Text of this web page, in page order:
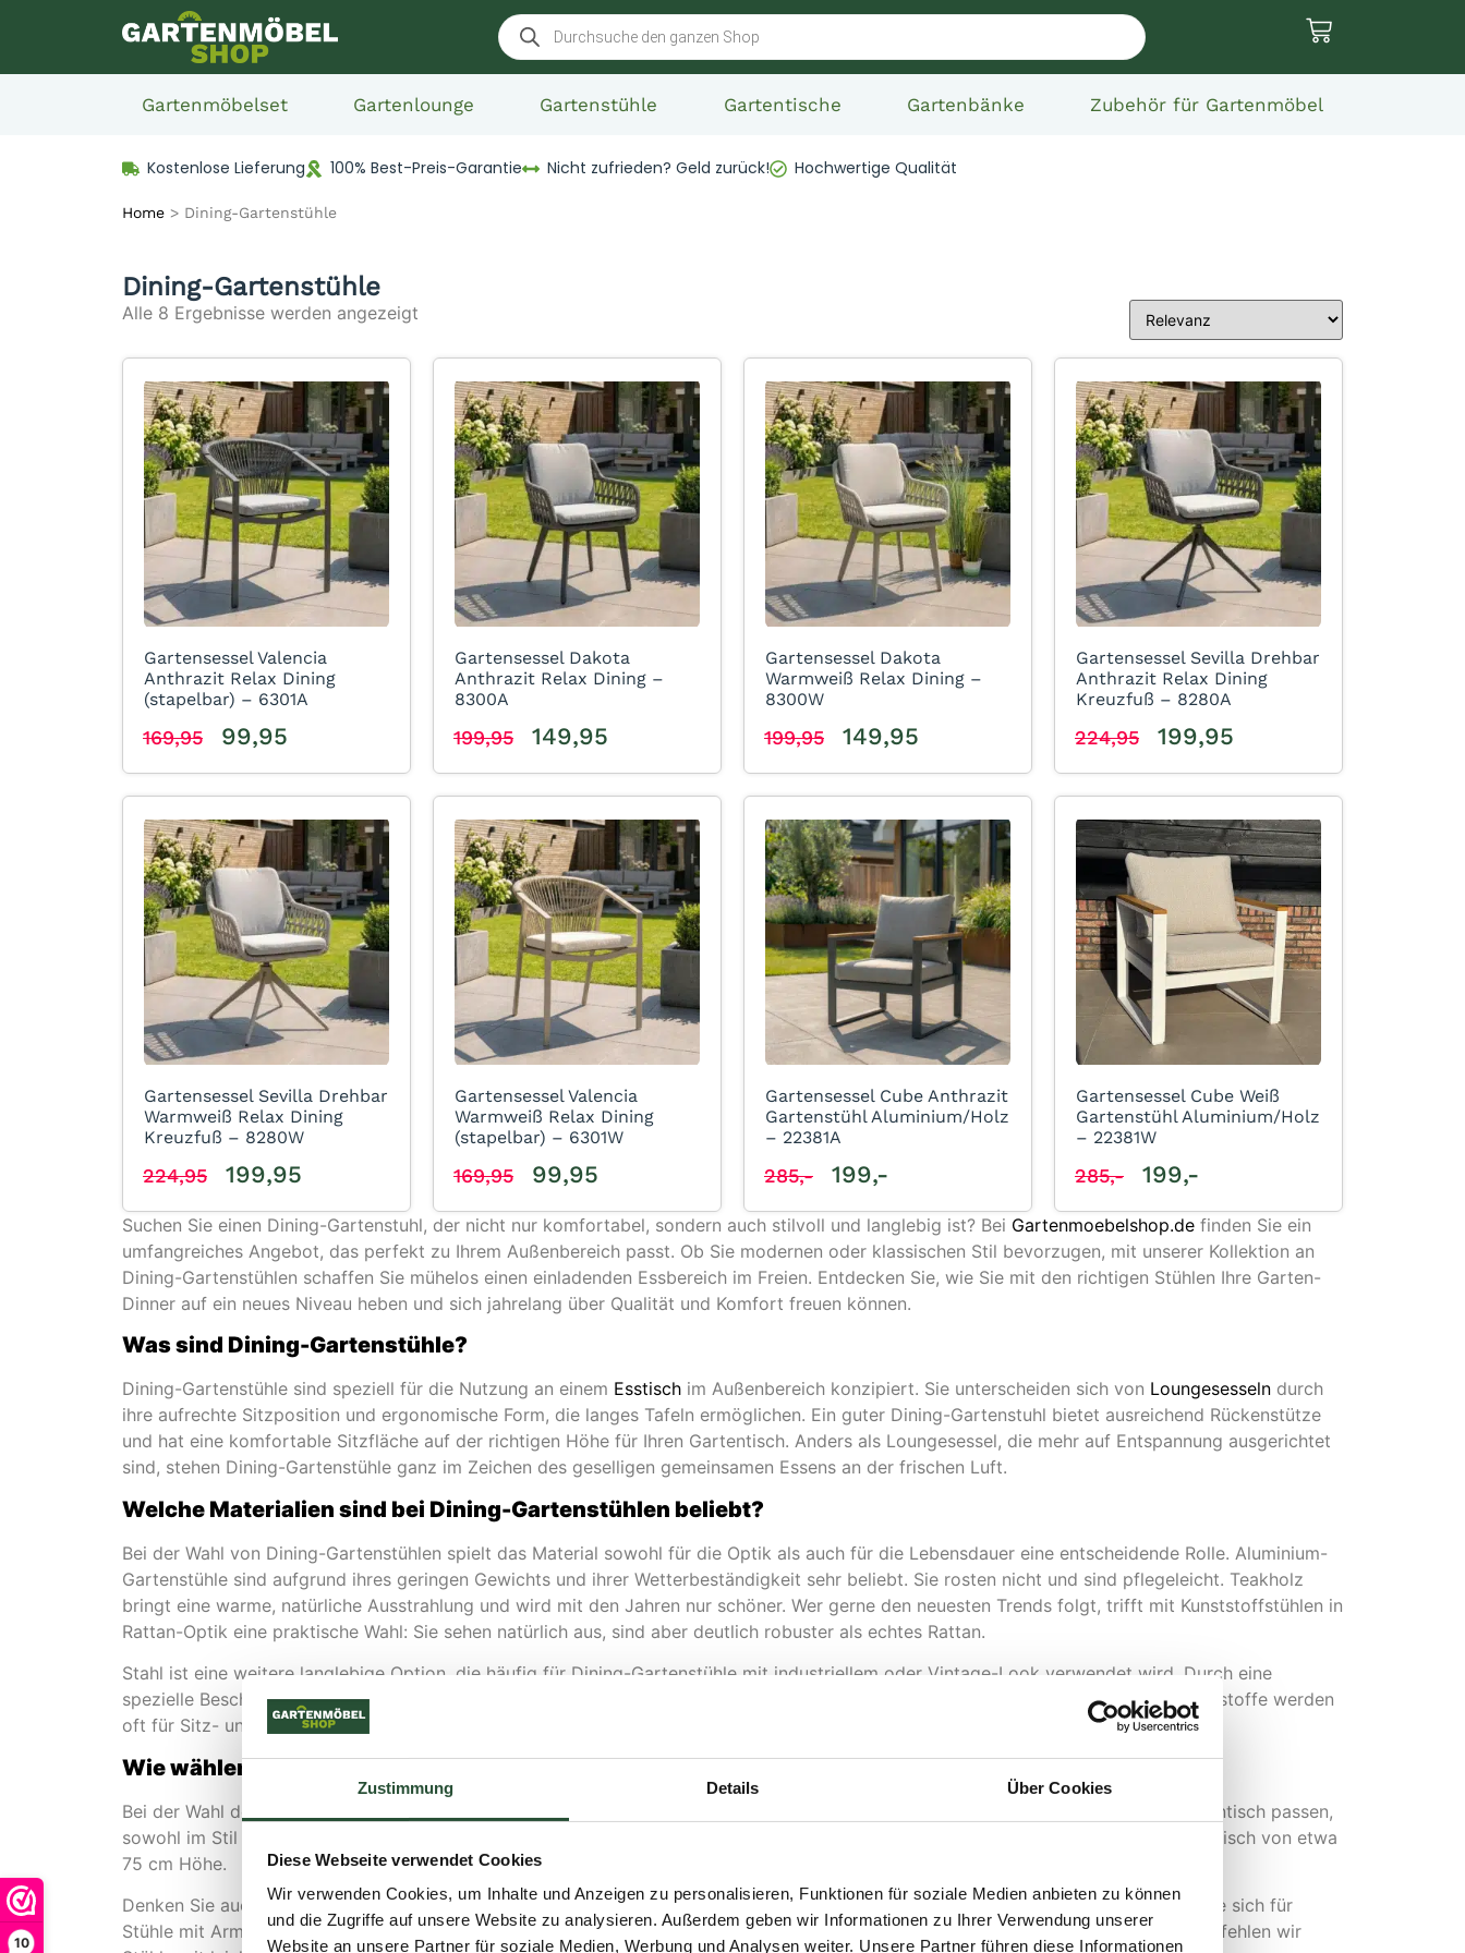
Zustimmung Details Über Cookies
Diese Webseite verwendet Cookies
Wir verwenden Cookies, um Inhalte und Anzeigen zu personalisieren, Funktionen für soziale Medien anbieten zu können
und die Zugriffe auf unsere Website zu analysieren. Außerdem geben wir Informationen zu Ihrer Verwendung unserer
Website an unsere Partner für soziale Medien, Werbung und Analysen weiter. Unsere Partner führen diese Informationen
10
Gartenmöbelset Gartenlounge Gartenstühle Gartentische Gartenbänke Zubehör für Gartenmöbel
Kostenlose Lieferung 100% Best-Preis-Garantie Nicht zufrieden? Geld zurück! Hochwertige Qualität
Home > Dining-Gartenstühle
Dining-Gartenstühle
Alle 8 Ergebnisse werden angezeigt
Gartensessel Valencia
Anthrazit Relax Dining
(stapelbar) – 6301A
169,95 99,95
Gartensessel Dakota
Anthrazit Relax Dining –
8300A
199,95 149,95
Gartensessel Dakota
Warmweiß Relax Dining –
8300W
199,95 149,95
Gartensessel Sevilla Drehbar
Anthrazit Relax Dining
Kreuzfuß – 8280A
224,95 199,95
Gartensessel Sevilla Drehbar
Warmweiß Relax Dining
Kreuzfuß – 8280W
224,95 199,95
Gartensessel Valencia
Warmweiß Relax Dining
(stapelbar) – 6301W
169,95 99,95
Gartensessel Cube Anthrazit
Gartenstühl Aluminium/Holz
– 22381A
285,- 199,-
Gartensessel Cube Weiß
Gartenstühl Aluminium/Holz
– 22381W
285,- 199,-
Suchen Sie einen Dining-Gartenstuhl, der nicht nur komfortabel, sondern auch stilvoll und langlebig ist? Bei Gartenmoebelshop.de finden Sie ein
umfangreiches Angebot, das perfekt zu Ihrem Außenbereich passt. Ob Sie modernen oder klassischen Stil bevorzugen, mit unserer Kollektion an
Dining-Gartenstühlen schaffen Sie mühelos einen einladenden Essbereich im Freien. Entdecken Sie, wie Sie mit den richtigen Stühlen Ihre Garten-
Dinner auf ein neues Niveau heben und sich jahrelang über Qualität und Komfort freuen können.
Was sind Dining-Gartenstühle?
Dining-Gartenstühle sind speziell für die Nutzung an einem Esstisch im Außenbereich konzipiert. Sie unterscheiden sich von Loungesesseln durch
ihre aufrechte Sitzposition und ergonomische Form, die langes Tafeln ermöglichen. Ein guter Dining-Gartenstuhl bietet ausreichend Rückenstütze
und hat eine komfortable Sitzfläche auf der richtigen Höhe für Ihren Gartentisch. Anders als Loungesessel, die mehr auf Entspannung ausgerichtet
sind, stehen Dining-Gartenstühle ganz im Zeichen des geselligen gemeinsamen Essens an der frischen Luft.
Welche Materialien sind bei Dining-Gartenstühlen beliebt?
Bei der Wahl von Dining-Gartenstühlen spielt das Material sowohl für die Optik als auch für die Lebensdauer eine entscheidende Rolle. Aluminium-
Gartenstühle sind aufgrund ihres geringen Gewichts und ihrer Wetterbeständigkeit sehr beliebt. Sie rosten nicht und sind pflegeleicht. Teakholz
bringt eine warme, natürliche Ausstrahlung und wird mit den Jahren nur schöner. Wer gerne den neuesten Trends folgt, trifft mit Kunststoffstühlen in
Rattan-Optik eine praktische Wahl: Sie sehen natürlich aus, sind aber deutlich robuster als echtes Rattan.
Stahl ist eine weitere langlebige Option, die häufig für Dining-Gartenstühle mit industriellem oder Vintage-Look verwendet wird. Durch eine
spezielle Beschichtung sind moderne Stahl-Gartenmöbel bestens gegen Regen und Sonne gewappnet. Textilene und andere Gewebestoffe werden
oft für Sitz- und Rückenflächen verwendet, da sie komfortabel, schnell trocknend und UV-beständig sind.
Wie wählen Sie den richtigen Dining-Gartenstuhl?
Bei der Wahl des perfekten Dining-Gartenstuhls sollten Sie einige Faktoren berücksichtigen. Zunächst muss der Stuhl zu Ihrem Gartentisch passen,
sowohl im Stil als auch in der Höhe. Die Standard-Sitzhöhe für einen Dining-Gartenstuhl beträgt etwa 45–48 cm, passend zu einem Tisch von etwa
75 cm Höhe.
Denken Sie auch an den Komfort in der Handhabung: Stühle, die stapelbar oder klappbar sind, sparen Platz beim Verstauen. Wenn Sie sich für
Stühle mit Armlehnen entscheiden, prüfen Sie, ob diese unter den Tisch passen, wenn Sie heranrücken. Für zusätzlichen Komfort empfehlen wir